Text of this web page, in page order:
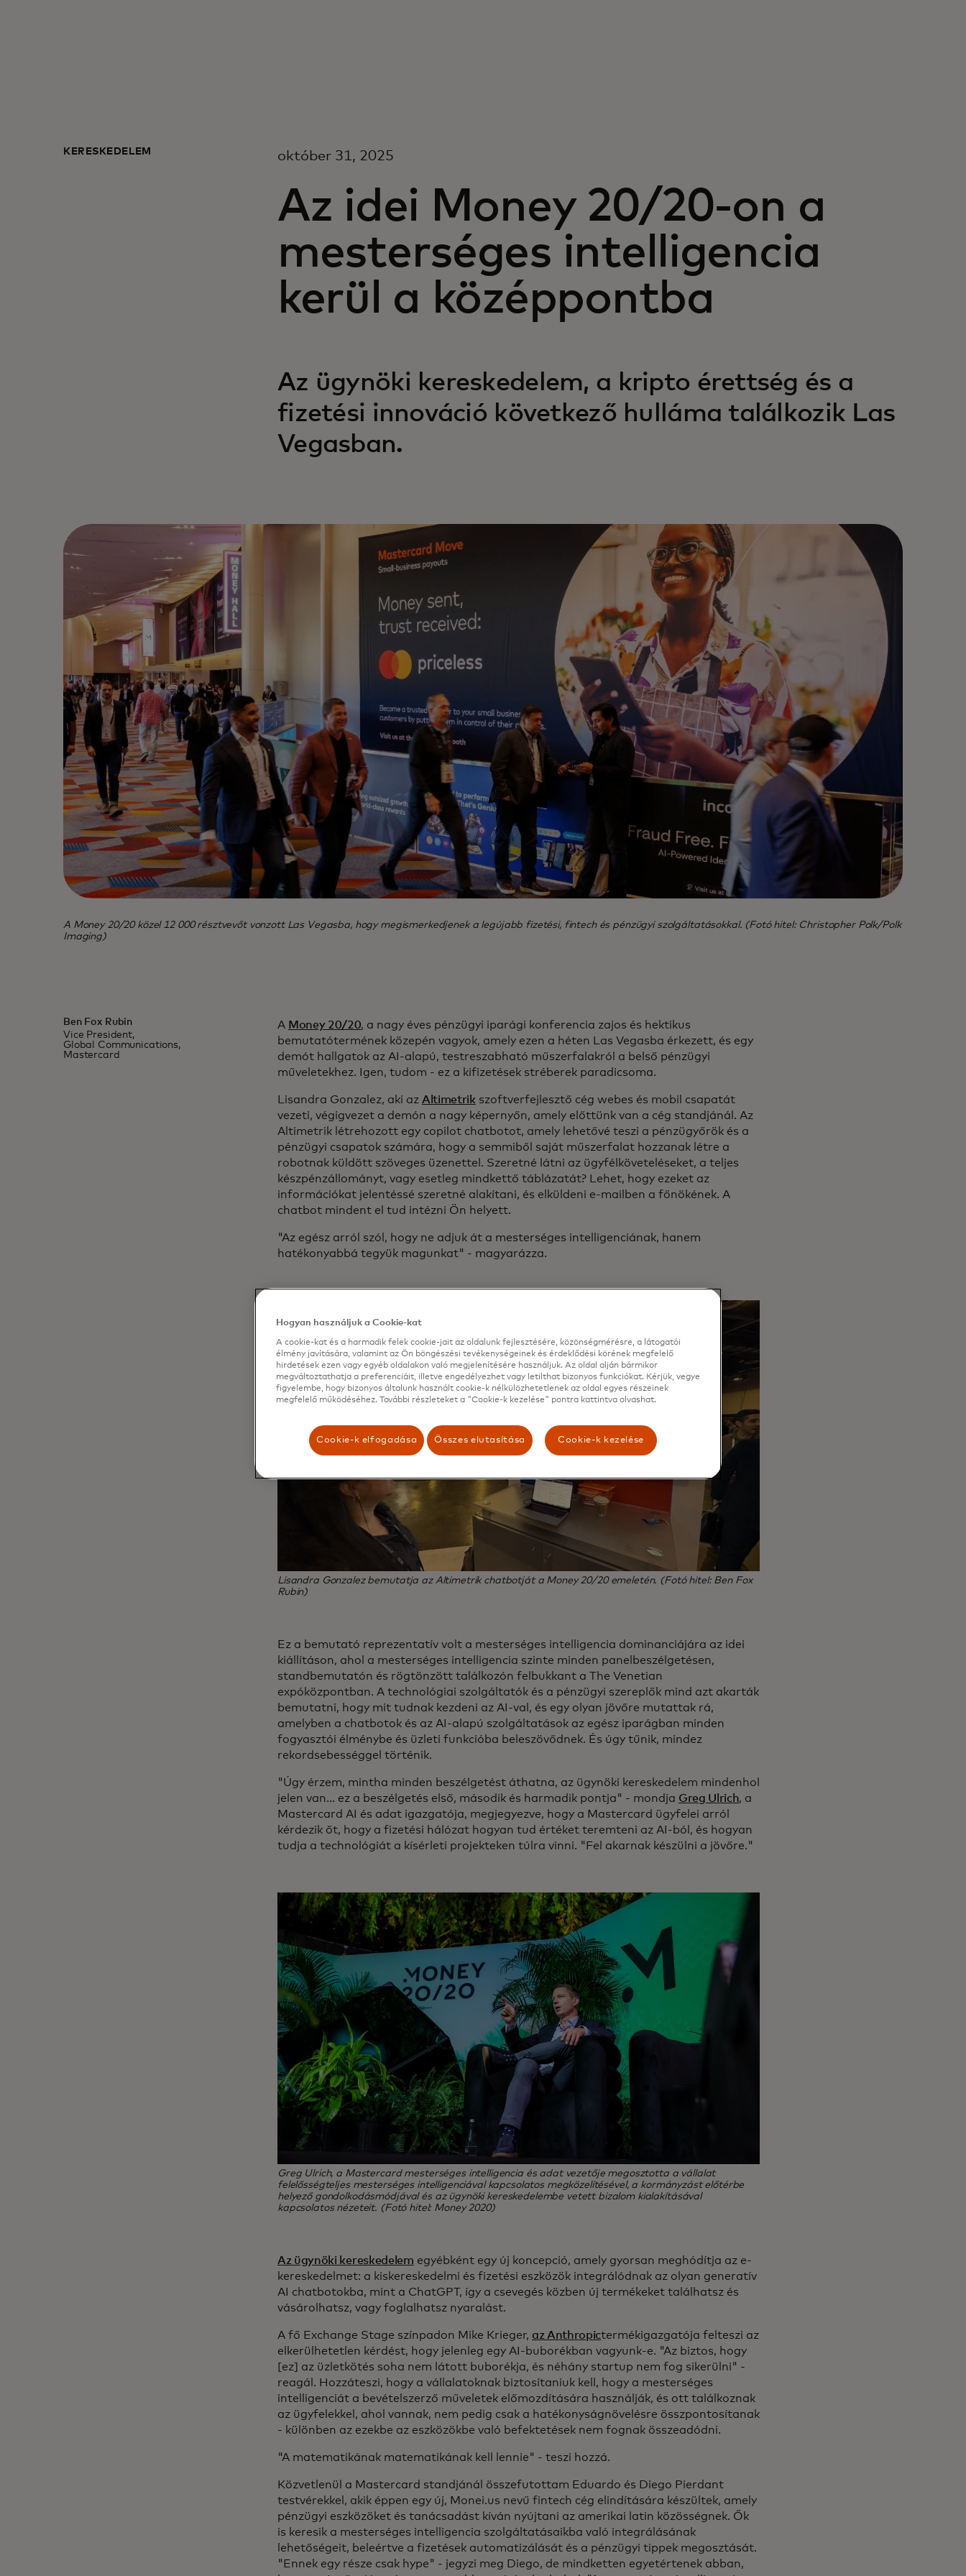
KERESKEDELEM október 31, 2025
Az idei Money 20/20-on a
mesterséges intelligencia
kerül a középpontba
Az ügynöki kereskedelem, a kripto érettség és a
fizetési innováció következő hulláma találkozik Las
Vegasban.
A Money 20/20 közel 12 000 résztvevőt vonzott Las Vegasba, hogy megismerkedjenek a legújabb fizetési, fintech és pénzügyi szolgáltatásokkal. (Fotó hitel: Christopher Polk/Polk
Imaging)
Ben Fox Rubin
Vice President,
Global Communications,
Mastercard
A Money 20/20, a nagy éves pénzügyi iparági konferencia zajos és hektikus
bemutatótermének közepén vagyok, amely ezen a héten Las Vegasba érkezett, és egy
demót hallgatok az AI-alapú, testreszabható műszerfalakról a belső pénzügyi
műveletekhez. Igen, tudom - ez a kifizetések stréberek paradicsoma.
Lisandra Gonzalez, aki az Altimetrik szoftverfejlesztő cég webes és mobil csapatát
vezeti, végigvezet a demón a nagy képernyőn, amely előttünk van a cég standjánál. Az
Altimetrik létrehozott egy copilot chatbotot, amely lehetővé teszi a pénzügyőrök és a
pénzügyi csapatok számára, hogy a semmiből saját műszerfalat hozzanak létre a
robotnak küldött szöveges üzenettel. Szeretné látni az ügyfélköveteléseket, a teljes
készpénzállományt, vagy esetleg mindkettő táblázatát? Lehet, hogy ezeket az
információkat jelentéssé szeretné alakítani, és elküldeni e-mailben a főnökének. A
chatbot mindent el tud intézni Ön helyett.
"Az egész arról szól, hogy ne adjuk át a mesterséges intelligenciának, hanem
hatékonyabbá tegyük magunkat" - magyarázza.
Lisandra Gonzalez bemutatja az Altimetrik chatbotját a Money 20/20 emeletén. (Fotó hitel: Ben Fox
Rubin)
Ez a bemutató reprezentatív volt a mesterséges intelligencia dominanciájára az idei
kiállításon, ahol a mesterséges intelligencia szinte minden panelbeszélgetésen,
standbemutatón és rögtönzött találkozón felbukkant a The Venetian
expóközpontban. A technológiai szolgáltatók és a pénzügyi szereplők mind azt akarták
bemutatni, hogy mit tudnak kezdeni az AI-val, és egy olyan jövőre mutattak rá,
amelyben a chatbotok és az AI-alapú szolgáltatások az egész iparágban minden
fogyasztói élménybe és üzleti funkcióba beleszövődnek. És úgy tűnik, mindez
rekordsebességgel történik.
"Úgy érzem, mintha minden beszélgetést áthatna, az ügynöki kereskedelem mindenhol
jelen van... ez a beszélgetés első, második és harmadik pontja" - mondja Greg Ulrich, a
Mastercard AI és adat igazgatója, megjegyezve, hogy a Mastercard ügyfelei arról
kérdezik őt, hogy a fizetési hálózat hogyan tud értéket teremteni az AI-ból, és hogyan
tudja a technológiát a kísérleti projekteken túlra vinni. "Fel akarnak készülni a jövőre."
Greg Ulrich, a Mastercard mesterséges intelligencia és adat vezetője megosztotta a vállalat
felelősségteljes mesterséges intelligenciával kapcsolatos megközelítésével, a kormányzást előtérbe
helyező gondolkodásmódjával és az ügynöki kereskedelembe vetett bizalom kialakításával
kapcsolatos nézeteit. (Fotó hitel: Money 2020)
Az ügynöki kereskedelem egyébként egy új koncepció, amely gyorsan meghódítja az e-
kereskedelmet: a kiskereskedelmi és fizetési eszközök integrálódnak az olyan generatív
AI chatbotokba, mint a ChatGPT, így a csevegés közben új termékeket találhatsz és
vásárolhatsz, vagy foglalhatsz nyaralást.
A fő Exchange Stage színpadon Mike Krieger, az Anthropictermékigazgatója felteszi az
elkerülhetetlen kérdést, hogy jelenleg egy AI-buborékban vagyunk-e. "Az biztos, hogy
[ez] az üzletkötés soha nem látott buborékja, és néhány startup nem fog sikerülni" -
reagál. Hozzáteszi, hogy a vállalatoknak biztosítaniuk kell, hogy a mesterséges
intelligenciát a bevételszerző műveletek előmozdítására használják, és ott találkoznak
az ügyfelekkel, ahol vannak, nem pedig csak a hatékonyságnövelésre összpontosítanak
- különben az ezekbe az eszközökbe való befektetések nem fognak összeadódni.
"A matematikának matematikának kell lennie" - teszi hozzá.
Közvetlenül a Mastercard standjánál összefutottam Eduardo és Diego Pierdant
testvérekkel, akik éppen egy új, Monei.us nevű fintech cég elindítására készültek, amely
pénzügyi eszközöket és tanácsadást kíván nyújtani az amerikai latin közösségnek. Ők
is keresik a mesterséges intelligencia szolgáltatásaikba való integrálásának
lehetőségeit, beleértve a fizetések automatizálását és a pénzügyi tippek megosztását.
"Ennek egy része csak hype" - jegyzi meg Diego, de mindketten egyetértenek abban,
Hogyan használjuk a Cookie-kat
A cookie-kat és a harmadik felek cookie-jait az oldalunk fejlesztésére, közönségmérésre, a látogatói
élmény javítására, valamint az Ön böngészési tevékenységeinek és érdeklődési körének megfelelő
hirdetések ezen vagy egyéb oldalakon való megjelenítésére használjuk. Az oldal alján bármikor
megváltoztathatja a preferenciáit, illetve engedélyezhet vagy letilthat bizonyos funkciókat. Kérjük, vegye
figyelembe, hogy bizonyos általunk használt cookie-k nélkülözhetetlenek az oldal egyes részeinek
megfelelő működéséhez. További részleteket a "Cookie-k kezelése" pontra kattintva olvashat.
Cookie-k elfogadása Összes elutasítása Cookie-k kezelése